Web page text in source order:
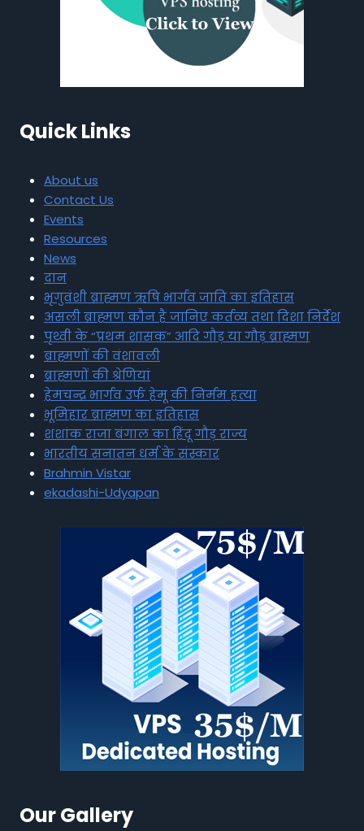
Quick Links
About us
Contact Us
Events
Resources
News
दान
भृगुवंशी ब्राह्मण ऋषि भार्गव जाति का इतिहास
असली ब्राह्मण कौन है जानिए कर्तव्य तथा दिशा निर्देश
पृथ्वी के “प्रथम शासक” आदि गौड़ या गौड़ ब्राह्मण
ब्राह्मणों की वंशावली
ब्राह्मणों की श्रेणियां
हेमचन्द्र भार्गव उर्फ हेमू की निर्मम हत्या
भूमिहार ब्राह्मण का इतिहास
शशांक राजा बंगाल का हिंदू गौड़ राज्य
भारतीय सनातन धर्म के संस्कार
Brahmin Vistar
ekadashi-Udyapan
Our Gallery